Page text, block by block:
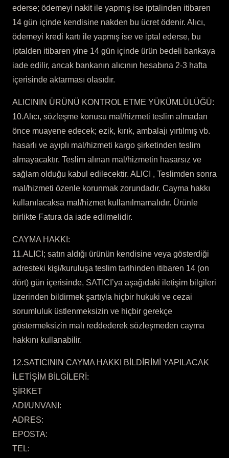
ederse; ödemeyi nakit ile yapmış ise iptalinden itibaren
14 gün içinde kendisine nakden bu ücret ödenir. Alıcı,
ödemeyi kredi kartı ile yapmış ise ve iptal ederse, bu
iptalden itibaren yine 14 gün içinde ürün bedeli bankaya
iade edilir, ancak bankanın alıcının hesabına 2-3 hafta
içerisinde aktarması olasıdır.
ALICININ ÜRÜNÜ KONTROL ETME YÜKÜMLÜLÜĞÜ:
10.Alıcı, sözleşme konusu mal/hizmeti teslim almadan
önce muayene edecek; ezik, kırık, ambalajı yırtılmış vb.
hasarlı ve ayıplı mal/hizmeti kargo şirketinden teslim
almayacaktır. Teslim alınan mal/hizmetin hasarsız ve
sağlam olduğu kabul edilecektir. ALICI , Teslimden sonra
mal/hizmeti özenle korunmak zorundadır. Cayma hakkı
kullanılacaksa mal/hizmet kullanılmamalıdır. Ürünle
birlikte Fatura da iade edilmelidir.
CAYMA HAKKI:
11.ALICI; satın aldığı ürünün kendisine veya gösterdiği
adresteki kişi/kuruluşa teslim tarihinden itibaren 14 (on
dört) gün içerisinde, SATICI’ya aşağıdaki iletişim bilgileri
üzerinden bildirmek şartıyla hiçbir hukuki ve cezai
sorumluluk üstlenmeksizin ve hiçbir gerekçe
göstermeksizin malı reddederek sözleşmeden cayma
hakkını kullanabilir.
12.SATICININ CAYMA HAKKI BİLDİRİMİ YAPILACAK
İLETİŞİM BİLGİLERİ:
ŞİRKET
ADI/UNVANI:
ADRES:
EPOSTA:
TEL: